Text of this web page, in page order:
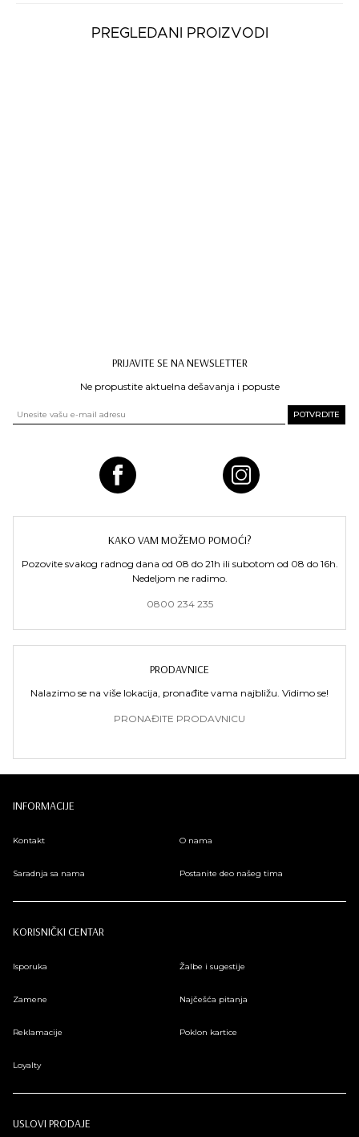
PREGLEDANI PROIZVODI
PRIJAVITE SE NA NEWSLETTER
Ne propustite aktuelna dešavanja i popuste
KAKO VAM MOŽEMO POMOĆI?
Pozovite svakog radnog dana od 08 do 21h ili subotom od 08 do 16h.
Nedeljom ne radimo.
0800 234 235
PRODAVNICE
Nalazimo se na više lokacija, pronađite vama najbližu. Vidimo se!
PRONAĐITE PRODAVNICU
INFORMACIJE
Kontakt O nama
Saradnja sa nama Postanite deo našeg tima
KORISNIČKI CENTAR
Isporuka Žalbe i sugestije
Zamene Najčešća pitanja
Reklamacije Poklon kartice
Loyalty
USLOVI PRODAJE